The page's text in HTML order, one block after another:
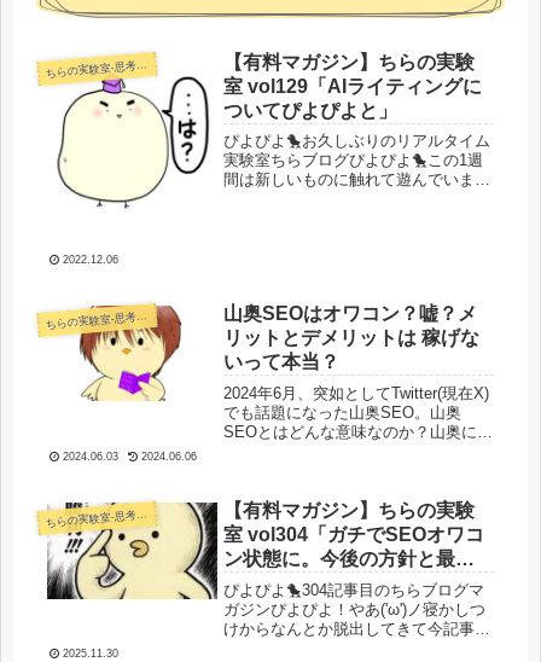
ちらの実験室-思考・失敗談・リアルタイム実況等を発信します-
【有料マガジン】ちらの実験
室 vol129「AIライティングに
ついてぴよぴよと」
ぴよぴよ🐤お久しぶりのリアルタイム
実験室ちらブログぴよぴよ🐤この1週
間は新しいものに触れて遊んでいまし
2022.12.06
ちらの実験室-思考・失敗談・リアルタイム実況等を発信します-
山奥SEOはオワコン？嘘？メ
リットとデメリットは 稼げな
いって本当？
2024年6月、突如としてTwitter(現在X)
でも話題になった山奥SEO。山奥
SEOとはどんな意味なのか？山奥に引
とどんなメリット・...
2024.06.03 2024.06.06
ちらの実験室-思考・失敗談・リアルタイム実況等を発信します-
【有料マガジン】ちらの実験
室 vol304「ガチでSEOオワコ
ン状態に。今後の方針と最近
の動き／新規事業作りが楽し
い」
ぴよぴよ🐤304記事目のちらブログマ
ガジンぴよぴよ！やあ('ω')ノ寝かしつ
けからなんとか脱出してきて今記事を
2025.11.30